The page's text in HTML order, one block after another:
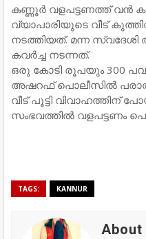
കണ്ണൂർ വളപട്ടണത്ത് വൻ
വ്യാപാരിയുടെ വീട്
നടത്തിയത്. മന്ന സ്വദേശി
കവർച്ച നടന്നത്.
ഒരു കോടി രൂപയും 300
അഷറഫ് പൊലീസിൽ
വീട് പൂട്ടി വിവാഹത്തിന്
സംഭവത്തിൽ വളപട്ടണം
TAGS: KANNUR
About